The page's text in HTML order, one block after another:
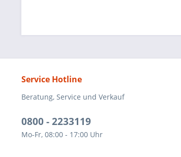
Service Hotline
Beratung, Service und Verkauf
0800 - 2233119
Mo-Fr, 08:00 - 17:00 Uhr